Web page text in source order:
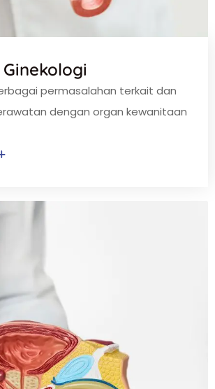
permasalahan terkait dan
dengan organ kewanitaan